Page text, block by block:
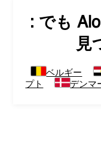
: でも
見
ベルギー
プト
デンマ